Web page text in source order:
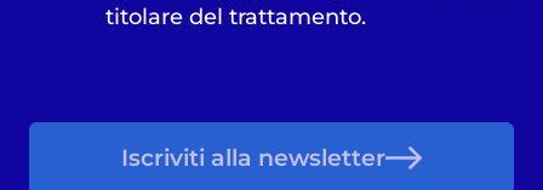
titolare del trattamento.
Iscriviti alla newsletter